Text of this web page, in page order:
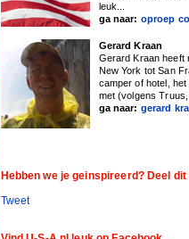
leuk...
ga naar: oproep
Gerard Kraan
Gerard Kraan heeft
New York tot San
camper of hotel,
met (volgens
ga naar: gerard
Hebben we je geinspireerd? Deel
Tweet